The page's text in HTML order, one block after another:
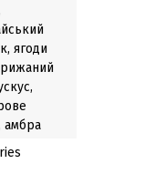
ягоди
амбра